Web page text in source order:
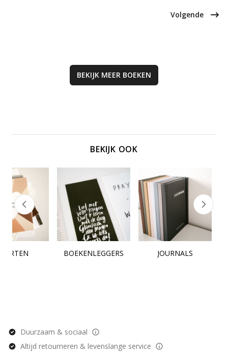
jongeren helpt hun geloof te
Volgende
BEKIJK MEER BOEKEN
BEKIJK OOK
BOEKENLEGGERS JOURNALS
Duurzaam & sociaal
Altijd retourneren & levenslange service